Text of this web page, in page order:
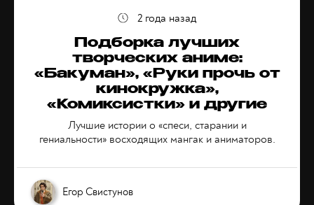
Подборка лучших
творческих аниме:
«Бакуман», «Руки прочь от
кинокружка»,
«Комиксистки» и другие
Лучшие истории о «спеси, старании и
гениальности» восходящих мангак и аниматоров.
Егор Свистунов
2 года назад